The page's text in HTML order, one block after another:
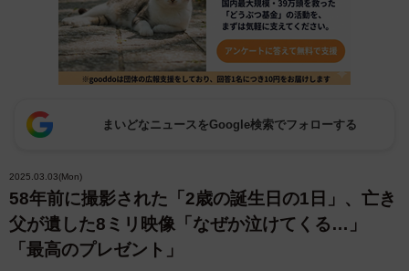
まいどなニュースをGoogle検索でフォローする
2025.03.03(Mon)
58年前に撮影された「2歳の誕生日の1日」、亡き
父が遺した8ミリ映像「なぜか泣けてくる…」
「最高のプレゼント」